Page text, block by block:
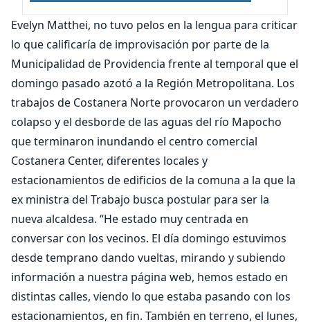
Evelyn Matthei, no tuvo pelos en la lengua para criticar
lo que calificaría de improvisación por parte de la
Municipalidad de Providencia frente al temporal que el
domingo pasado azotó a la Región Metropolitana. Los
trabajos de Costanera Norte provocaron un verdadero
colapso y el desborde de las aguas del río Mapocho
que terminaron inundando el centro comercial
Costanera Center, diferentes locales y
estacionamientos de edificios de la comuna a la que la
ex ministra del Trabajo busca postular para ser la
nueva alcaldesa. “He estado muy centrada en
conversar con los vecinos. El día domingo estuvimos
desde temprano dando vueltas, mirando y subiendo
información a nuestra página web, hemos estado en
distintas calles, viendo lo que estaba pasando con los
estacionamientos, en fin. También en terreno, el lunes,